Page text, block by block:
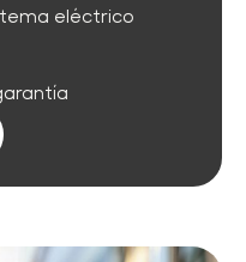
eléctrico